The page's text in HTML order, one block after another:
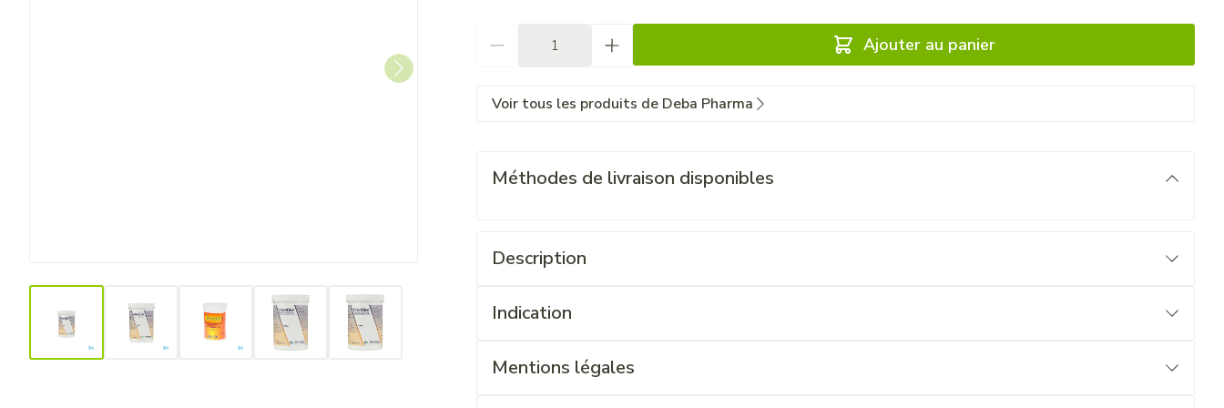
View larger imageView larger imageView larger image
Ajouter au panier
Voir tous les produits de Deba Pharma
Méthodes de livraison disponibles
Description
Indication
Mentions légales